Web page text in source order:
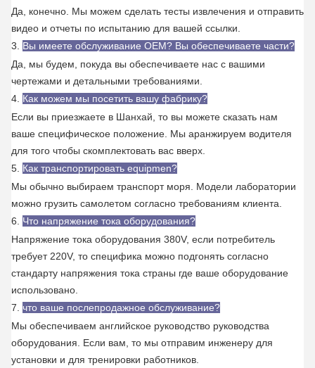
Да, конечно. Мы можем сделать тесты извлечения и отправить
видео и отчеты по испытанию для вашей ссылки.
3. Вы имеете обслуживание OEM? Вы обеспечиваете части?
Да, мы будем, покуда вы обеспечиваете нас с вашими
чертежами и детальными требованиями.
4. Как можем мы посетить вашу фабрику?
Если вы приезжаете в Шанхай, то вы можете сказать нам
ваше специфическое положение. Мы аранжируем водителя
для того чтобы скомплектовать вас вверх.
5. Как транспортировать equipmen?
Мы обычно выбираем транспорт моря. Модели лаборатории
можно грузить самолетом согласно требованиям клиента.
6. Что напряжение тока оборудования?
Напряжение тока оборудования 380V, если потребитель
требует 220V, то специфика можно подгонять согласно
стандарту напряжения тока страны где ваше оборудование
использовано.
7. что ваше послепродажное обслуживание?
Мы обеспечиваем английское руководство руководства
оборудования. Если вам, то мы отправим инженеру для
установки и для тренировки работников.